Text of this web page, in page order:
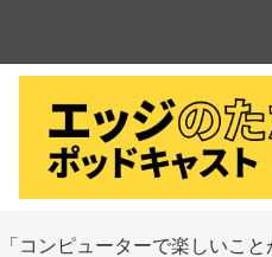
「コンピューターで楽しいこ